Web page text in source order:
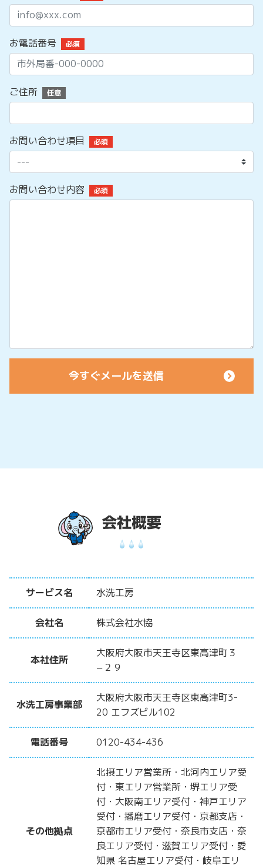
お電話番号 必須
ご住所 任意
お問い合わせ項目 必須
お問い合わせ内容 必須
サービス名 水洗工房
会社名 株式会社水協
本社住所
大阪府大阪市天王寺区東高津町３
−２９
水洗工房事業部
大阪府大阪市天王寺区東高津町3-
20 エフズビル102
電話番号 0120-434-436
その他拠点
北摂エリア営業所・北河内エリア受
付・東エリア営業所・堺エリア受
付・大阪南エリア受付・神戸エリア
受付・播磨エリア受付・京都支店・
京都市エリア受付・奈良市支店・奈
良エリア受付・滋賀エリア受付・愛
知県 名古屋エリア受付・岐阜エリ